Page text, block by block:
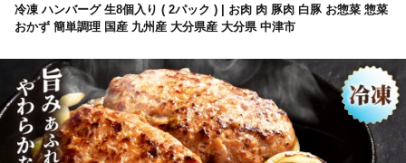
冷凍 ハンバーグ 生8個入り ( 2パック ) | お肉 肉 豚肉 白豚 お惣菜 惣菜
おかず 簡単調理 国産 九州産 大分県産 大分県 中津市